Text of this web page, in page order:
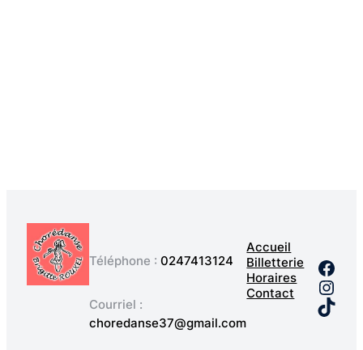
Téléphone : 0247413124
Courriel :
choredanse37@gmail.com
Accueil
Billetterie
Horaires
Contact